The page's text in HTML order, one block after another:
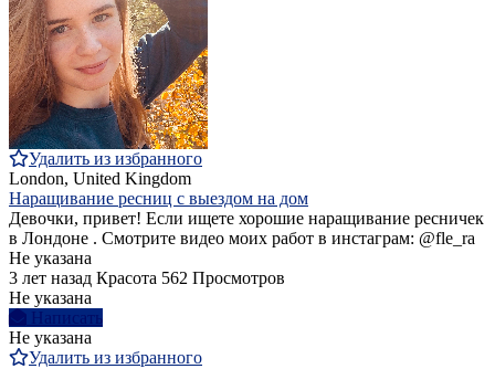
Удалить из избранного
London, United Kingdom
Наращивание ресниц с выездом на дом
Девочки, привет! Если ищете хорошие наращивание ресничек
в Лондоне . Смотрите видео моих работ в инстаграм: @fle_ra
Не указана
3 лет назад Красота 562 Просмотров
Не указана
Написать
Не указана
Удалить из избранного